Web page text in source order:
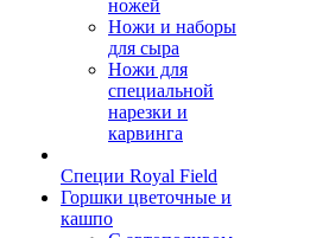
ножей
Ножи и наборы
для сыра
Ножи для
специальной
нарезки и
карвинга
Специи Royal Field
Горшки цветочные и
кашпо